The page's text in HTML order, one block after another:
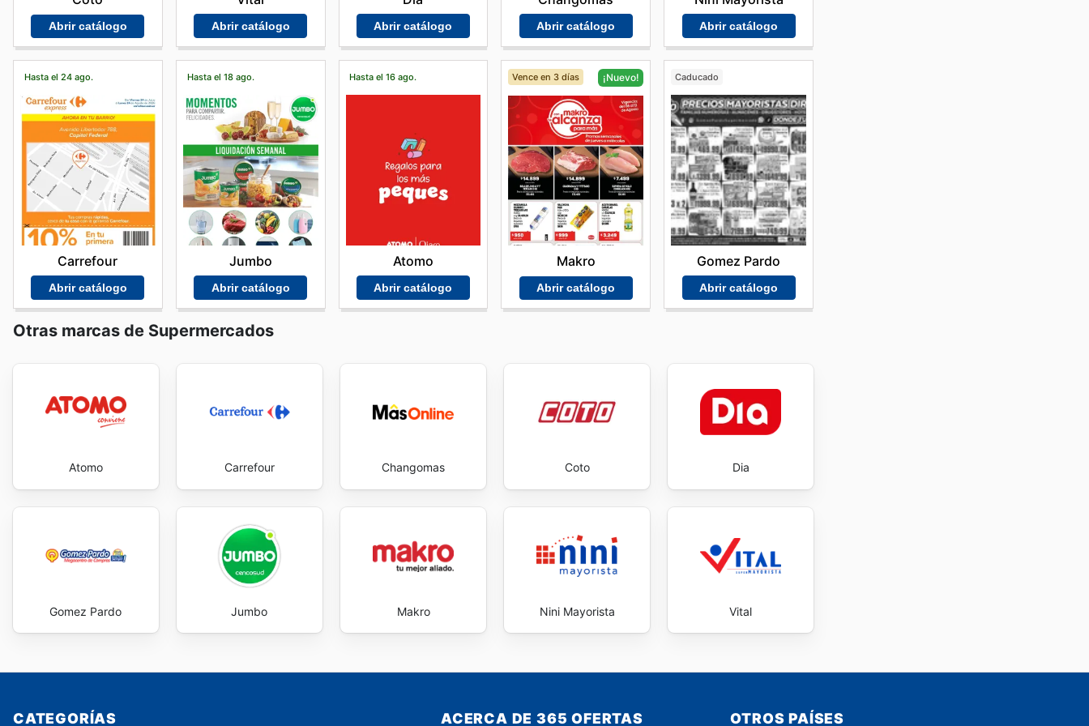
Abrir catálogo Abrir catálogo Abrir catálogo Abrir catálogo Abrir catálogo
Hasta el 24 ago.
Carrefour
Abrir catálogo
Hasta el 18 ago.
Jumbo
Abrir catálogo
Hasta el 16 ago.
Atomo
Abrir catálogo
Vence en 3 días ¡Nuevo!
Makro
Abrir catálogo
Caducado
Gomez Pardo
Abrir catálogo
Otras marcas de Supermercados
Atomo Carrefour Changomas Coto Dia
Gomez Pardo Jumbo Makro Nini Mayorista Vital
CATEGORÍAS ACERCA DE 365 OFERTAS OTROS PAÍSES